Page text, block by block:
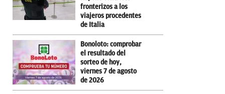
fronterizos a los
viajeros procedentes
de Italia
Bonoloto: comprobar
el resultado del
sorteo de hoy,
viernes 7 de agosto
de 2026